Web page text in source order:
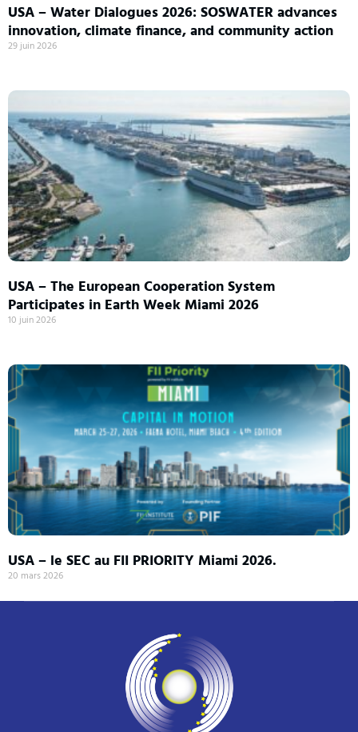
USA – Water Dialogues 2026: SOSWATER advances
innovation, climate finance, and community action
29 juin 2026
USA – The European Cooperation System
Participates in Earth Week Miami 2026
10 juin 2026
USA – le SEC au FII PRIORITY Miami 2026.
20 mars 2026